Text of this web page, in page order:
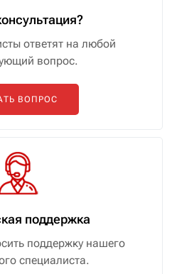
ответят на любой
вопрос.
ВОПРОС
поддержка
поддержку нашего
специалиста.